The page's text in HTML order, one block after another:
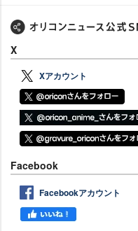
X
Xアカウント
Facebook
Facebookアカウント